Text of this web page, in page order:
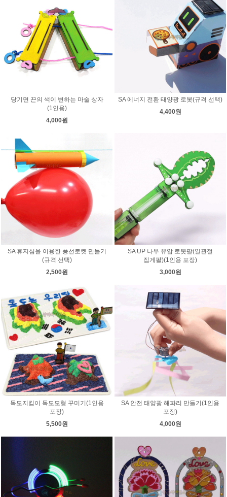
당기면 끈의 색이 변하는 마술 상자
(1인용)
4,000원
SA 에너지 전환 태양광 로봇(규격 선택)
4,400원
SA 휴지심을 이용한 풍선로켓 만들기
(규격 선택)
2,500원
SA UP 나무 유압 로봇팔(일관절
집게팔)(1인용 포장)
3,000원
독도지킴이 독도모형 꾸미기(1인용
포장)
5,500원
SA 안전 태양광 해파리 만들기(1인용
포장)
4,000원